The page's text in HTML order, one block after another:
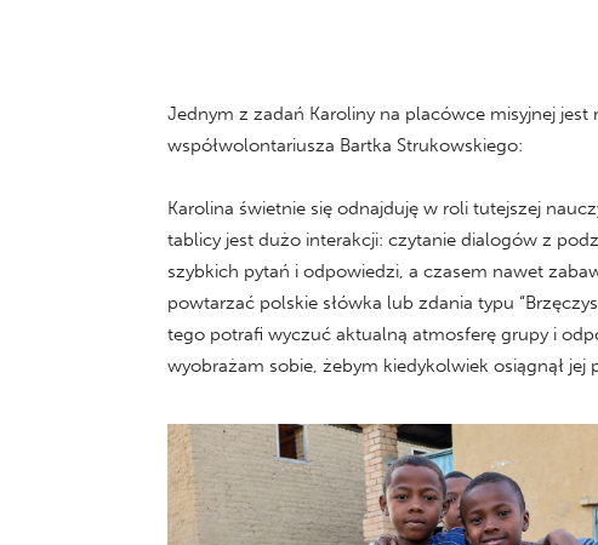
Jednym z zadań Karoliny na placówce misyjnej
współwolontariusza Bartka Strukowskiego:
Karolina świetnie się odnajduję w roli tutejszej
tablicy jest dużo interakcji: czytanie dialogów z
szybkich pytań i odpowiedzi, a czasem nawet
powtarzać polskie słówka lub zdania typu
tego potrafi wyczuć aktualną atmosferę grupy i
wyobrażam sobie, żebym kiedykolwiek osiągnął jej